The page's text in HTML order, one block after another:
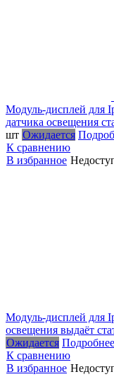
Модуль-дисплей для
датчика освещения
шт Ожидается
К сравнению
В избранное
Модуль-дисплей для
освещения выдаёт
Ожидается Подробнее
К сравнению
В избранное